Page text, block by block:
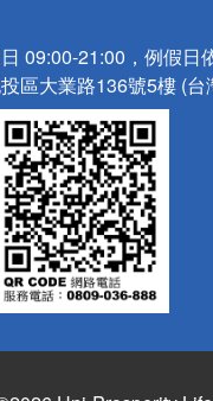
09:00-21:00，例假日
區大業路136號5樓 (台